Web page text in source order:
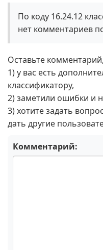
По коду 16.24.12
нет комментариев
Оставьте
1) у вас есть
классификатору,
2) заметили ошибки и
3) хотите задать
дать другие
Комментарий: